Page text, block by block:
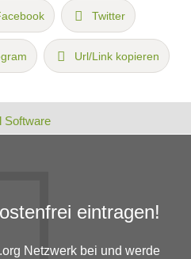
Twitter
Url/Link kopieren
eintragen!
Netzwerk bei und werde